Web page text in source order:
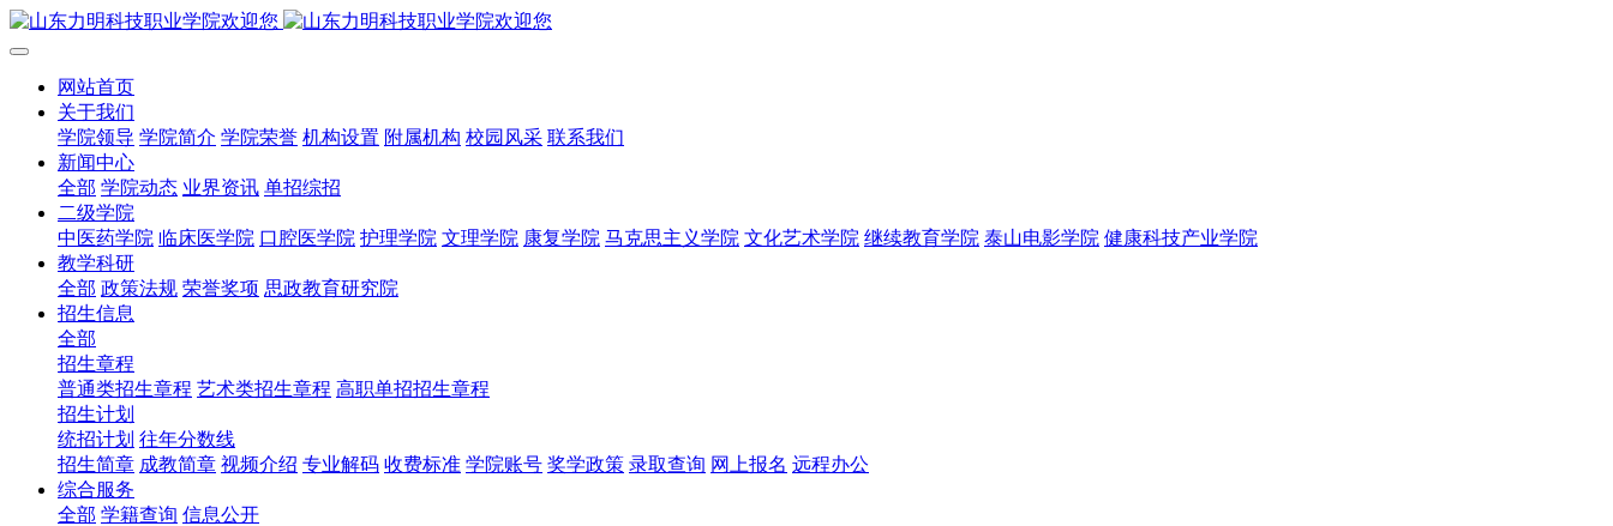
网站首页
关于我们
学院领导 学院简介 学院荣誉 机构设置 附属机构 校园风采 联系我们
新闻中心
全部 学院动态 业界资讯 单招综招
二级学院
中医药学院 临床医学院 口腔医学院 护理学院 文理学院 康复学院 马克思主义学院 文化艺术学院 继续教育学院 泰山电影学院 健康科技产业学院
教学科研
全部 政策法规 荣誉奖项 思政教育研究院
招生信息
全部
招生章程
普通类招生章程 艺术类招生章程 高职单招招生章程
招生计划
统招计划 往年分数线
招生简章 成教简章 视频介绍 专业解码 收费标准 学院账号 奖学政策 录取查询 网上报名 远程办公
综合服务
全部 学籍查询 信息公开